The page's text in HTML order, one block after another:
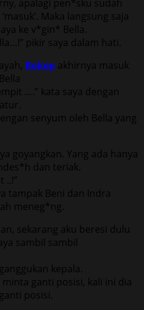
apalagi pen*sku sudah
Maka langsung saja
ke v*gin* Bella.
pikir saya dalam hati.
Bokep akhirnya masuk
….” kata saya dengan
senyum oleh Bella yang
goyangkan. Yang ada hanya
dan teriak.
..!”
tampak Beni dan Indra
meneg*ng.
sekarang aku beresi dulu
sambil sambil
kepala.
ganti posisi, kali ini dia
posisi.